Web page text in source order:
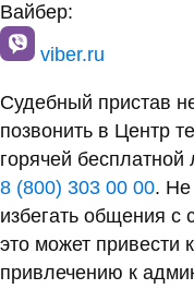
Вайбер:
viber.ru
Судебный пристав
позвонить в Центр
горячей
8 (800) 303 00 00. Не
избегать общения с
это может
привлечению к